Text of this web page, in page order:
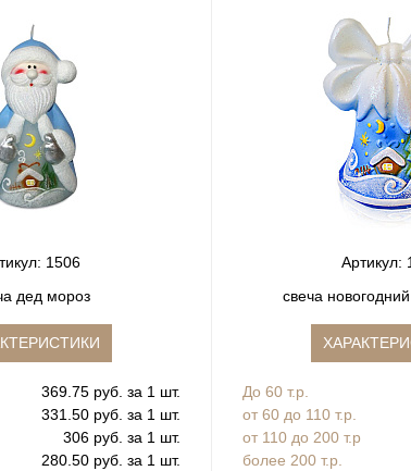
1506
дед мороз
369.75 руб. за 1 шт.
331.50 руб. за 1 шт.
306 руб. за 1 шт.
280.50 руб. за 1 шт.
Артикул:
свеча
До 60 т.р.
от 60 до 110 т.р.
от 110 до 200 т.р
более 200 т.р.